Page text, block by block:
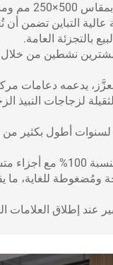
بالكامل.
بالتجزئة العامة.
مشترين نشطين من
يدعمه دعامات مركزية
لزجاجات النبيذ
لسنوات أطول بكثير
إطلاق العلامات